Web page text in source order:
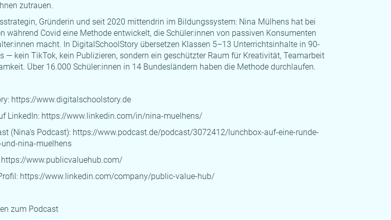
zutrauen.
Gründerin und seit 2020 mittendrin im Bildungssystem: Nina Mülhens hat bei
während Covid eine Methode entwickelt, die Schüler:innen von passiven Konsumenten
macht. In DigitalSchoolStory übersetzen Klassen 5–13 Unterrichtsinhalte in 90-
— kein TikTok, kein Publizieren, sondern ein geschützter Raum für Kreativität, Teamarbeit
Über 16.000 Schüler:innen in 14 Bundesländern haben die Methode durchlaufen.
https://www.digitalschoolstory.de
LinkedIn: https://www.linkedin.com/in/nina-muelhens/
(Nina's Podcast): https://www.podcast.de/podcast/3072412/lunchbox-auf-eine-runde-
nina-muelhens
https://www.publicvaluehub.com/
https://www.linkedin.com/company/public-value-hub/
zum Podcast